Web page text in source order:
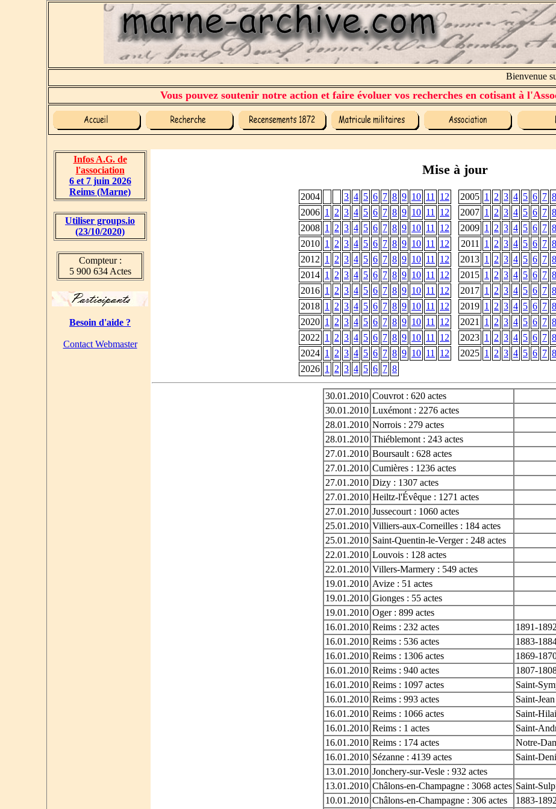
Bienvenue
Vous pouvez soutenir notre action et faire évoluer vos recherches en cotisant à
Infos A.G. de
l'association
6 et 7 juin 2026
Reims (Marne)
Utiliser groups.io
(23/10/2020)
Compteur :
5 900 634 Actes
Besoin d'aide ?
Contact Webmaster
Mise à jour
2004 3 4 5 6 7 8 9 10 11 12 2005 1 2 3 4 5 6 7 8
2006 1 2 3 4 5 6 7 8 9 10 11 12 2007 1 2 3 4 5 6 7 8
2008 1 2 3 4 5 6 7 8 9 10 11 12 2009 1 2 3 4 5 6 7 8
2010 1 2 3 4 5 6 7 8 9 10 11 12 2011 1 2 3 4 5 6 7 8
2012 1 2 3 4 5 6 7 8 9 10 11 12 2013 1 2 3 4 5 6 7 8
2014 1 2 3 4 5 6 7 8 9 10 11 12 2015 1 2 3 4 5 6 7 8
2016 1 2 3 4 5 6 7 8 9 10 11 12 2017 1 2 3 4 5 6 7 8
2018 1 2 3 4 5 6 7 8 9 10 11 12 2019 1 2 3 4 5 6 7 8
2020 1 2 3 4 5 6 7 8 9 10 11 12 2021 1 2 3 4 5 6 7 8
2022 1 2 3 4 5 6 7 8 9 10 11 12 2023 1 2 3 4 5 6 7 8
2024 1 2 3 4 5 6 7 8 9 10 11 12 2025 1 2 3 4 5 6 7 8
2026 1 2 3 4 5 6 7 8
30.01.2010 Couvrot : 620 actes
30.01.2010 Luxémont : 2276 actes
28.01.2010 Norrois : 279 actes
28.01.2010 Thiéblemont : 243 actes
27.01.2010 Boursault : 628 actes
27.01.2010 Cumières : 1236 actes
27.01.2010 Dizy : 1307 actes
27.01.2010 Heiltz-l'Évêque : 1271 actes
27.01.2010 Jussecourt : 1060 actes
25.01.2010 Villiers-aux-Corneilles : 184 actes
25.01.2010 Saint-Quentin-le-Verger : 248 actes
22.01.2010 Louvois : 128 actes
22.01.2010 Villers-Marmery : 549 actes
19.01.2010 Avize : 51 actes
19.01.2010 Gionges : 55 actes
19.01.2010 Oger : 899 actes
16.01.2010 Reims : 232 actes
1891-1892
16.01.2010 Reims : 536 actes
1883-
16.01.2010 Reims : 1306 actes
1869-
16.01.2010 Reims : 940 actes
1807-
16.01.2010 Reims : 1097 actes
Saint-
16.01.2010 Reims : 993 actes
Saint-Jean
16.01.2010 Reims : 1066 actes
Saint-
16.01.2010 Reims : 1 actes
Saint-
16.01.2010 Reims : 174 actes
Notre-
16.01.2010 Sézanne : 4139 actes
Saint-
13.01.2010 Jonchery-sur-Vesle : 932 actes
13.01.2010 Châlons-en-Champagne : 3068 actes Saint-
10.01.2010 Châlons-en-Champagne : 306 actes 1883-1892